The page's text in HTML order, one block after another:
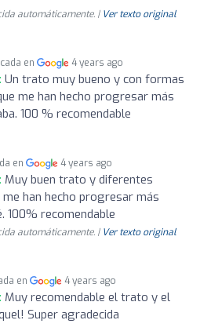
automáticamente. | Ver texto original
en 4 years ago
Un trato muy bueno y con formas
me han hecho progresar más
100 % recomendable
en 4 years ago
Muy buen trato y diferentes
han hecho progresar más
100% recomendable
automáticamente. | Ver texto original
en 4 years ago
Muy recomendable el trato y el
Super agradecida